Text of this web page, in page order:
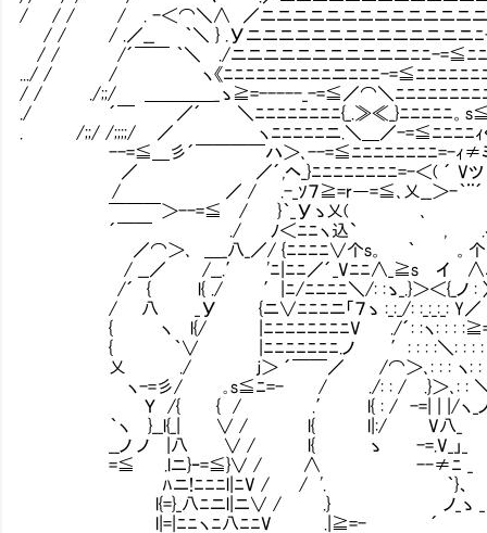
/ / / / . -＜⌒＼∧ ／ニニニニニニニニニニニ
/ / / .／__ ｀＼ } .Уニニニニニニニニニニニ
/ / /´￣￣ ｀＼ ./ニニニニニニニニニニニﾆﾆ-=≦
.../ / / ヽ《ﾆﾆﾆﾆﾆﾆﾆﾆﾆﾆニﾆﾆﾆ-=≦ﾆﾆﾆﾆﾆﾆﾆﾆニ
/ / ./;;/ ＿＿＿＿_ゝ≧=-----_-=≦／⌒＼ﾆﾆﾆﾆﾆﾆﾆﾆﾆﾆ
./ ´￣ ／´ ＼ﾆﾆﾆﾆﾆﾆﾆﾆ{_.≫≪_}ﾆﾆﾆﾆﾆ。
. /;;/ /;;;;/ ／ ヽﾆﾆﾆﾆﾆニ.＼＿／-=≦ﾆﾆﾆ
--=≦＿彡´￣￣￣￣ハ＞､--=≦ﾆﾆﾆﾆﾆﾆﾆ
／ ／´,ヘ_}ﾆﾆﾆﾆﾆﾆﾆﾆ=-＜( ´
/ ／ / .-_ｿ７≧=r―=≦､乂__＞-｀¨´ }/イﾆ/
￣￣￣＞--=≦ / }｀_Уゝ乂( ､
´￣￣ ./ ﾉ＜ﾆﾆヽ込` , .ｲﾆﾆ/ﾆﾆ
／⌒＞､ ＿_八_／/ {ﾆﾆﾆﾆ∨个s。 ｀ 。个ﾆﾆ/｀
/ __／ /__.′ 'ﾆ|ﾆﾆ／´_Vﾆﾆ∧_≧s イ ∧ニ
/´ { l{ ./ ′|ﾆ/ﾆﾆﾆﾆ＼/: :ゝ_.}＞＜{_ノ : 〉､{_ﾆ
/ 八 _У {ニ∨ﾆﾆﾆニ「７ゝ :_:_/: :_:_:_: Y／ V}
{ ヽ l{/ |ﾆﾆﾆﾆﾆﾆﾆﾆV ./´: :ヽ: : : :≧=-＜:
{ ｀∨ |ﾆﾆﾆﾆﾆﾆﾆ.ノ ′: : : :＼: : : : : : : : : :，
乂 ./ ｊ＞ ´￣￣／ /⌒＞､: : : ヽ: : : : : ／.: :
ヽ-=彡/ ｡s≦ﾆ=- / ./: : / .}＞､: : ＼:／
Ｙ /{ { / .′ l{ : / -=| | |/ヽ_ノ｀
｀ヽ }__l{_| ∨ / l{ l|:/ V八
__ノ ノ |八 ∨ / l{ ゝ -=.V_」
=≦ .lニ}ｰ=≦}∨ / ∧ --≠ﾆ _
ﾊニ!ﾆﾆﾆl|ﾆV / / '. ｀}、
l{=}_八ﾆニl|ニ∨ / .} ノ_ゝ _
l|=|ﾆﾆヽﾆ八ﾆﾆV .|≧=- ´ ｀¨¨